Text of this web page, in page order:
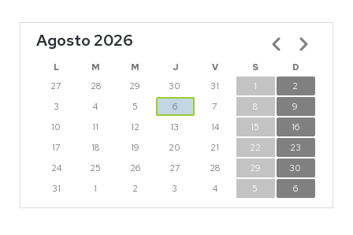
Agosto 2026
L M M J V S
D
27
28 29 30 31 1
2
3
4 5 6 7 8
9
10
11 12 13 14 15
16
17
18 19 20 21 22
23
24
25 26 27 28 29
30
31
1 2 3 4 5 6
Paginación